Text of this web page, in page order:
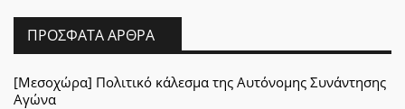
ΠΡΌΣΦΑΤΑ ΆΡΘΡΑ
[Μεσοχώρα] Πολιτικό κάλεσμα της Αυτόνομης Συνάντησης
Αγώνα